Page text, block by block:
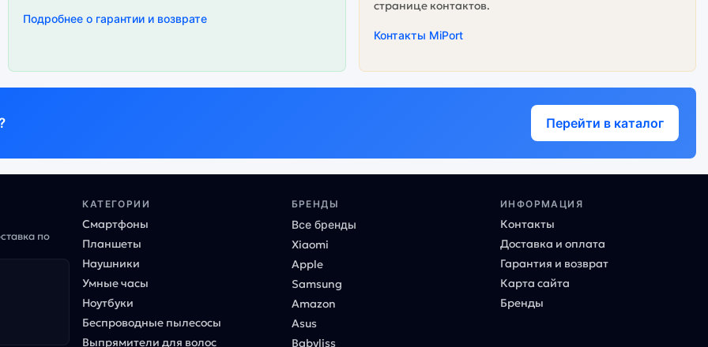
Подробнее о гарантии и возврате
странице контактов.
Контакты MiPort
Перейти в каталог
по
КАТЕГОРИИ
Смартфоны
Планшеты
Наушники
Умные часы
Ноутбуки
Беспроводные пылесосы
Выпрямители для волос
БРЕНДЫ
Все бренды
Xiaomi
Apple
Samsung
Amazon
Asus
Babyliss
ИНФОРМАЦИЯ
Контакты
Доставка и оплата
Гарантия и возврат
Карта сайта
Бренды